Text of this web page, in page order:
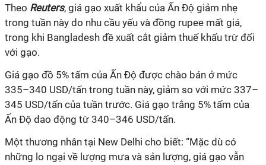
Theo Reuters, giá gạo xuất khẩu của Ấn Độ giảm nhẹ
trong tuần này do nhu cầu yếu và đồng rupee mất giá,
trong khi Bangladesh đề xuất cắt giảm thuế khấu trừ đối
với gạo.
Giá gạo đồ 5% tấm của Ấn Độ được chào bán ở mức
335–340 USD/tấn trong tuần này, giảm so với mức 337–
345 USD/tấn của tuần trước. Giá gạo trắng 5% tấm của
Ấn Độ dao động từ 340–346 USD/tấn.
Một thương nhân tại New Delhi cho biết: “Mặc dù có
những lo ngại về lượng mưa và sản lượng, giá gạo vẫn